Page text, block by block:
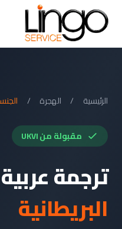
الرئيسية / الهجرة /
مقبولة من UKVI
ترجمة عربية
البريطانية